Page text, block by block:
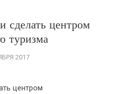
сделать центром
туризма
2017